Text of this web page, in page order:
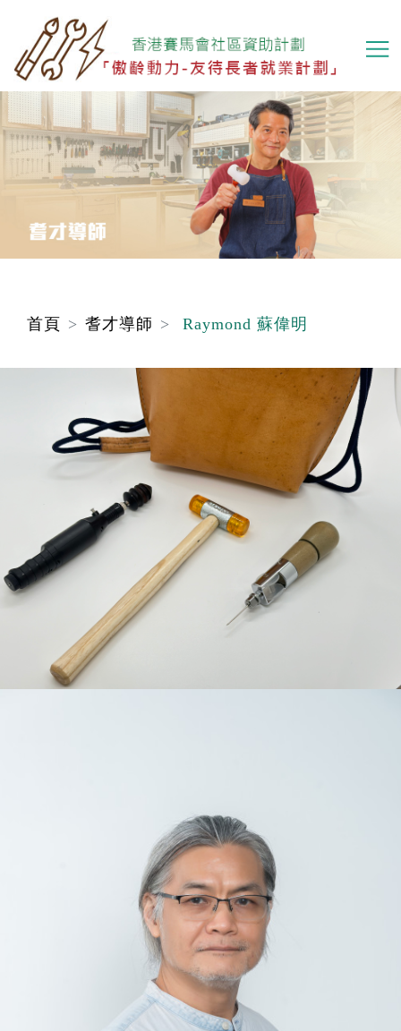
主
內
容
首頁 耆才導師 Raymond 蘇偉明